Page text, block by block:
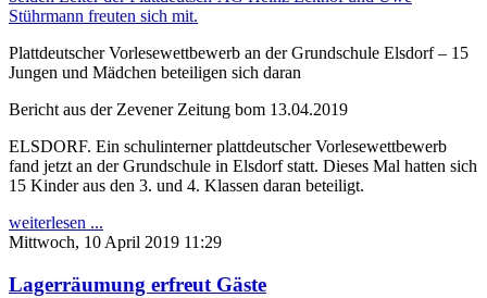
Plattdeutscher Vorlesewettbewerb an der Grundschule Elsdorf – 15
Jungen und Mädchen beteiligen sich daran
Bericht aus der Zevener Zeitung bom 13.04.2019
ELSDORF. Ein schulinterner plattdeutscher Vorlesewettbewerb
fand jetzt an der Grundschule in Elsdorf statt. Dieses Mal hatten sich
15 Kinder aus den 3. und 4. Klassen daran beteiligt.
weiterlesen ...
Mittwoch, 10 April 2019 11:29
Lagerräumung erfreut Gäste